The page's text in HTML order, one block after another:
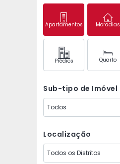
Apartamentos Moradias
Prédios Quarto
Sub-tipo de Imóvel
Todos
Localização
Todos os Distritos